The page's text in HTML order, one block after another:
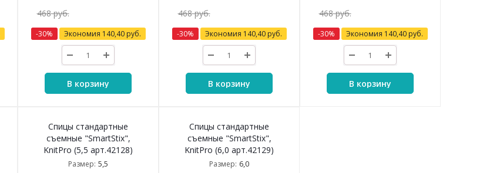
468руб.
-30% Экономия 140,40руб.
В корзину
468руб.
-30% Экономия 140,40руб.
В корзину
468руб.
-30% Экономия 140,40руб.
В корзину
Спицы стандартные
съемные "SmartStix",
KnitPro (5,5 арт.42128)
Размер: 5,5
Спицы стандартные
съемные "SmartStix",
KnitPro (6,0 арт.42129)
Размер: 6,0